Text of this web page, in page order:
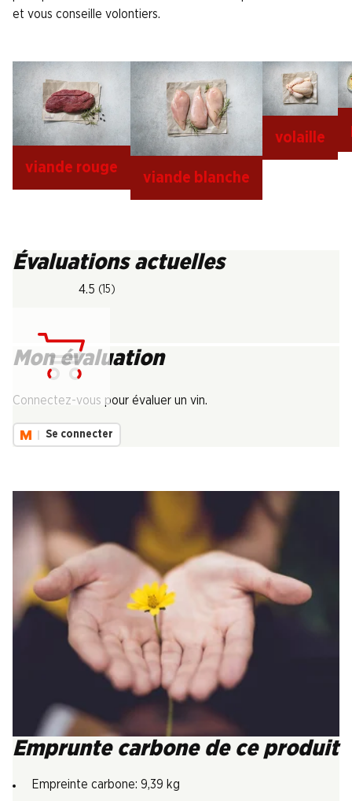
et vous conseille volontiers.
viande rouge
viande blanche
volaille
Évaluations actuelles
4.5 (15)
Mon évaluation
Connectez-vous pour évaluer un vin.
Se connecter
Emprunte carbone de ce produit
Empreinte carbone: 9,39 kg